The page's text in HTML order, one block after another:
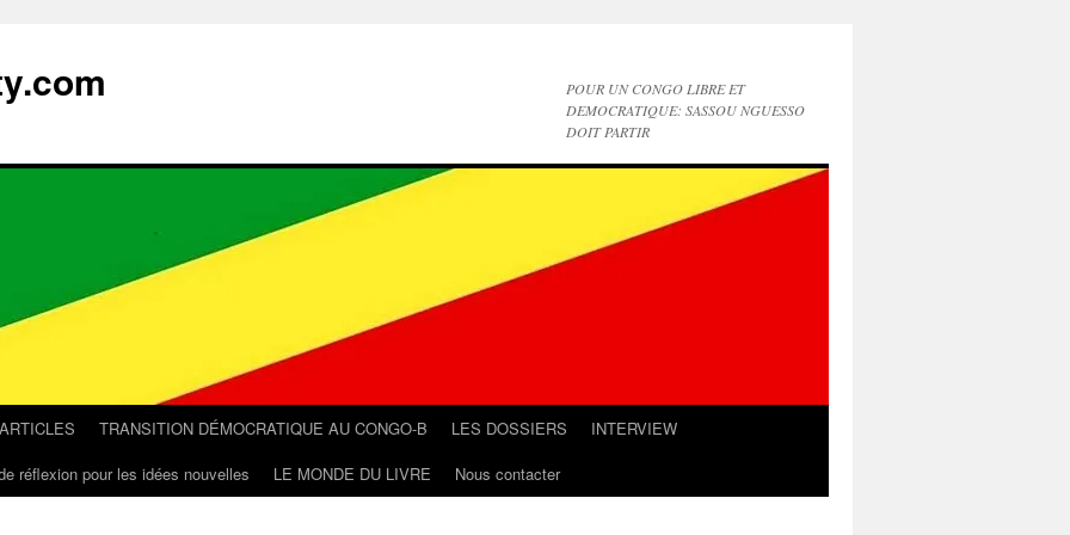
POUR UN CONGO LIBRE ET
DEMOCRATIQUE: SASSOU NGUESSO
DOIT PARTIR
TRANSITION DÉMOCRATIQUE AU CONGO-B LES DOSSIERS
INTERVIEW
réflexion pour les idées nouvelles LE MONDE DU LIVRE Nous contacter